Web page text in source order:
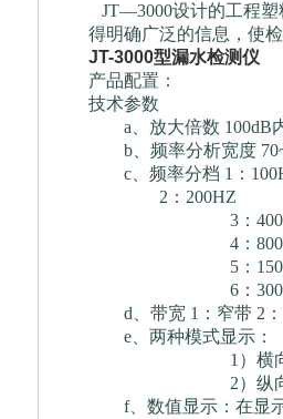
JT—3000设计的工程塑
得明确广泛的信息，使
JT-3000型漏水检测仪
产品配置：
技术参数
a、放大倍数 100dB
b、频率分析宽度
c、频率分档 1：
2：200HZ
3：
4：
5：
6：
d、带宽 1：窄带 2：
e、两种模式显示：
1）横向单条
2）纵向6条
f、数值显示：在显示